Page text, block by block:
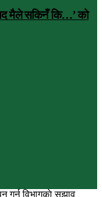
मैले सकिनँ कि…’ को
गर्न विभागकाे सुझाव